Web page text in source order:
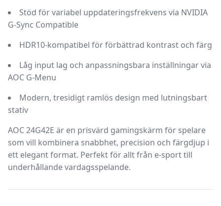
Stöd för variabel uppdateringsfrekvens via NVIDIA
G-Sync Compatible
HDR10-kompatibel för förbättrad kontrast och färg
Låg input lag och anpassningsbara inställningar via
AOC G-Menu
Modern, tresidigt ramlös design med lutningsbart
stativ
AOC 24G42E är en prisvärd gamingskärm för spelare
som vill kombinera snabbhet, precision och färgdjup i
ett elegant format. Perfekt för allt från e-sport till
underhållande vardagsspelande.